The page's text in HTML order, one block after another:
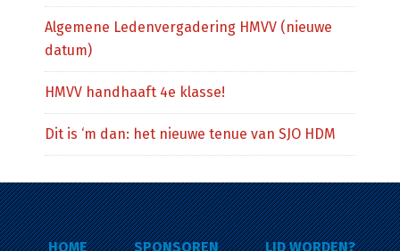
Algemene Ledenvergadering HMVV (nieuwe
datum)
HMVV handhaaft 4e klasse!
Dit is ‘m dan: het nieuwe tenue van SJO HDM
HOME SPONSOREN LID WORDEN?